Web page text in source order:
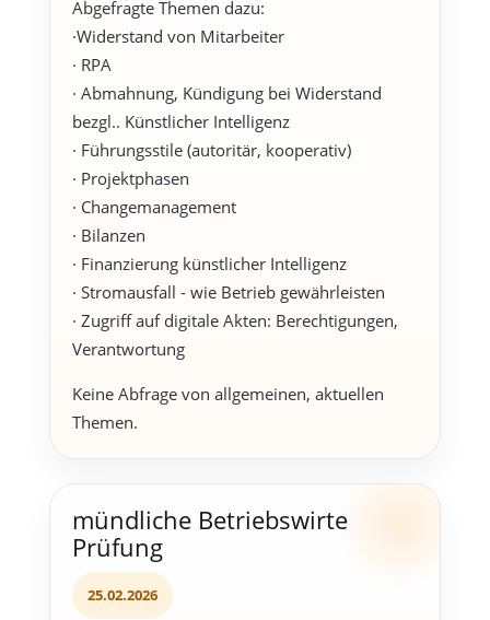
Abgefragte Themen dazu:
·Widerstand von Mitarbeiter
· RPA
· Abmahnung, Kündigung bei Widerstand
bezgl.. Künstlicher Intelligenz
· Führungsstile (autoritär, kooperativ)
· Projektphasen
· Changemanagement
· Bilanzen
· Finanzierung künstlicher Intelligenz
· Stromausfall - wie Betrieb gewährleisten
· Zugriff auf digitale Akten: Berechtigungen,
Verantwortung
Keine Abfrage von allgemeinen, aktuellen
Themen.
mündliche Betriebswirte
Prüfung
25.02.2026